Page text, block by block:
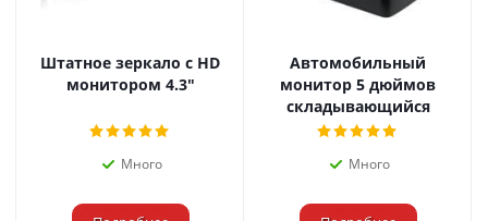
Штатное зеркало с HD
монитором 4.3"
Много
Автомобильный
монитор 5 дюймов
складывающийся
Много